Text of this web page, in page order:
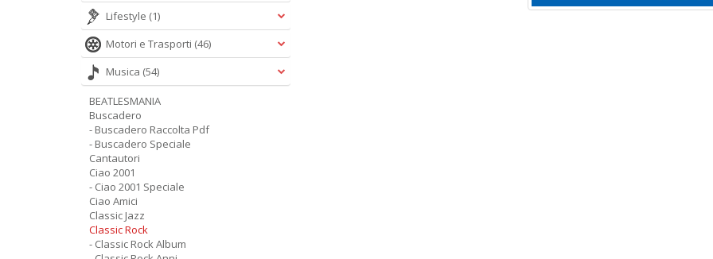
Lifestyle (1)
Motori e Trasporti (46)
Musica (54)
BEATLESMANIA
Buscadero
- Buscadero Raccolta Pdf
- Buscadero Speciale
Cantautori
Ciao 2001
- Ciao 2001 Speciale
Ciao Amici
Classic Jazz
Classic Rock
- Classic Rock Album